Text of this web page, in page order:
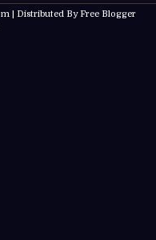
| Distributed ByFree Blogger